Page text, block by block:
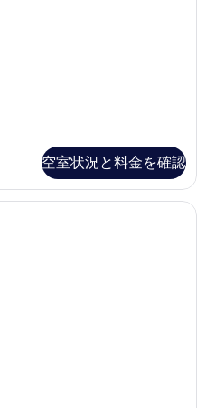
空室状況と料金を確認
ヴィラ 2 ベッドルーム | 高級寝具、